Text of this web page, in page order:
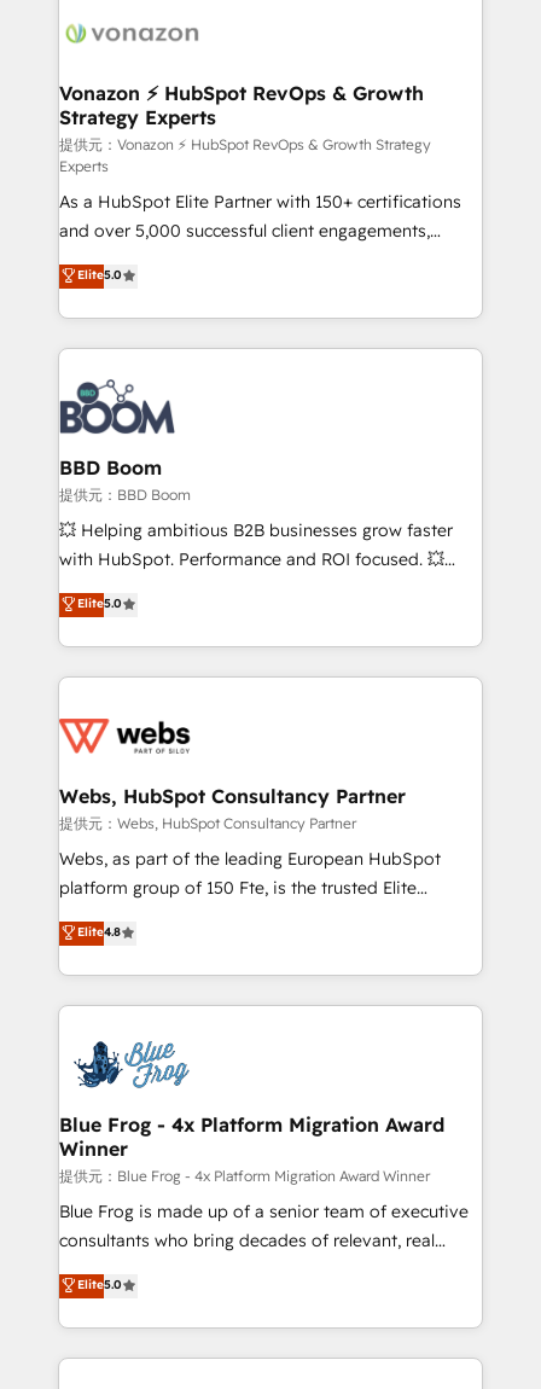
delà d’une simple transformation digitale et des
➤ L’intégration de CRM et de méthodologie RevOps
pour aligner les équipes marketing, commerciales et
support client (data migration, synchronisation API,
audit et maintenance) ➤ La création de sites internet
de conversion qui transforment les visiteurs en
opportunités d'affaires ➤ La mise en place de
stratégies d'acquisition marketing (SEO, SEA,
inbound, automatisation marketing, ABM, IA,
emailing) Informations clés : - 10 ans d'expérience -
100+ intégrations CRM HubSpot réussies - 40
experts conseil - 150 certifications HubSpot
cumulées
Vonazon ⚡ HubSpot RevOps & Growth
Strategy Experts
提供元：Vonazon ⚡ HubSpot RevOps & Growth Strategy
Experts
As a HubSpot Elite Partner with 150+ certifications
and over 5,000 successful client engagements,
Vonazon turns marketing complexity into
measurable, scalable growth. From onboarding to
enterprise-grade campaigns, our in-house team
builds scalable strategies that drive long-term
revenue. ⚙️ HubSpot Integration & Optimization •
Seamless CRM, CMS, and automation setup •
Complex platform migrations and data cleanups •
Custom APIs and third-party integrations 📈 End-to-
End Revenue Acceleration • Lifecycle marketing and
pipeline growth programs • Sales enablement tools
and CRM optimization • Retention strategies with
Execution • 750+ onboardings and 2,000+
implementations • Deep expertise across marketing,
Elite5.0
BBD Boom
提供元：BBD Boom
💥 Helping ambitious B2B businesses grow faster
with HubSpot. Performance and ROI focused. 💥
BBD Boom is the HubSpot partner that can help you
to HubSpot Better. We work with your teams to
solve all your HubSpot challenges and improve user
adoption, sales process and marketing results.
the first time 🔧 Designing and optimising your
and build using HubSpot 🔌 Integrating HubSpot
with other systems 🎓 Training your teams to be
HubSpot pros 📊 Lead generation services using
HubSpot Why us? - SIX HubSpot Accreditations -
CRM, Solutions Architecture, Onboarding , Data
Migration, Custom Integration & Platform
team of 25+ experts Contact us today to help you
get more from your investment in HubSpot.
Elite5.0
Webs, HubSpot Consultancy Partner
提供元：Webs, HubSpot Consultancy Partner
Webs, as part of the leading European HubSpot
platform group of 150 Fte, is the trusted Elite
HubSpot CRM Partner offering you a roadmap on
maximizing EBITDA and achieving Commercial
Excellence. With our targeted processes, we
strengthen your digital transformation and minimize
Implementation partner, we provide expertise to
drive your business forward. Since 2015 we are fully
dedicated to HubSpot and with an experienced
team (50+), we work with reputable companies in
B2B sectors such as manufacturing, SaaS and
business services. We prepare a customized
business case that demonstrates the value and
detailed financial rationale with a focus on ROI and
TCO. As a trusted extension of your team, we
Elite4.8
Blue Frog - 4x Platform Migration Award
Winner
提供元：Blue Frog - 4x Platform Migration Award Winner
Blue Frog is made up of a senior team of executive
consultants who bring decades of relevant, real
world experience to our client engagements. "Blue
Frog is a top, trusted partner in HubSpot's
ecosystem for a reason. Their team brings over a
decade of experience to the table, along with deep
Elite5.0